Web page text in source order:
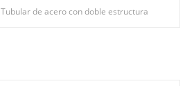
Tubular de acero con doble estructura